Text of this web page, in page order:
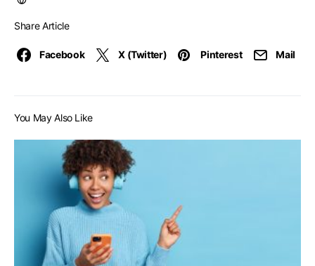
Share Article
Facebook X (Twitter) Pinterest Mail
You May Also Like